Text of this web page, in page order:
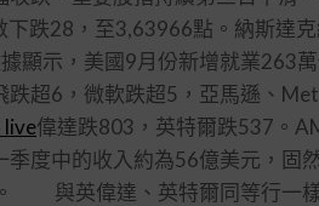
跌28，至3,63966點。納斯達
據顯示，美國9月份新增就業
跌超6，微軟跌超5，亞馬遜、
live偉達跌803，英特爾跌537。
季度中的收入約為56億美元，固
與英偉達、英特爾同等行一